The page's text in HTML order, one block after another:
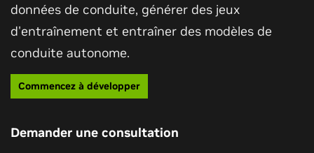
données de conduite, générer des jeux
d'entraînement et entraîner des modèles de
conduite autonome.
Commencez à développer
Demander une consultation